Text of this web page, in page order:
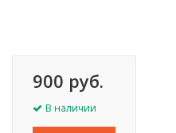
900 руб.
В наличии